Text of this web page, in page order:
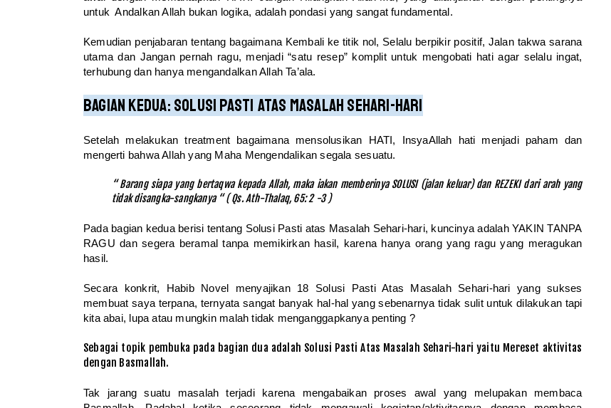
untuk Andalkan Allah bukan logika, adalah pondasi yang sangat fundamental.
Kemudian penjabaran tentang bagaimana Kembali ke titik nol, Selalu berpikir positif, Jalan takwa sarana
utama dan Jangan pernah ragu, menjadi “satu resep” komplit untuk mengobati hati agar selalu ingat,
terhubung dan hanya mengandalkan Allah Ta’ala.
Bagian Kedua: Solusi Pasti Atas Masalah Sehari-hari
Setelah melakukan treatment bagaimana mensolusikan HATI, InsyaAllah hati menjadi paham dan
mengerti bahwa Allah yang Maha Mengendalikan segala sesuatu.
“ Barang siapa yang bertaqwa kepada Allah, maka iakan memberinya SOLUSI (jalan keluar) dan REZEKI dari arah yang
tidak disangka-sangkanya “ ( Qs. Ath-Thalaq, 65: 2 -3 )
Pada bagian kedua berisi tentang Solusi Pasti atas Masalah Sehari-hari, kuncinya adalah YAKIN TANPA
RAGU dan segera beramal tanpa memikirkan hasil, karena hanya orang yang ragu yang meragukan
hasil.
Secara konkrit, Habib Novel menyajikan 18 Solusi Pasti Atas Masalah Sehari-hari yang sukses
membuat saya terpana, ternyata sangat banyak hal-hal yang sebenarnya tidak sulit untuk dilakukan tapi
kita abai, lupa atau mungkin malah tidak menganggapkanya penting ?
Sebagai topik pembuka pada bagian dua adalah Solusi Pasti Atas Masalah Sehari-hari yaitu Mereset aktivitas
dengan Basmallah.
Tak jarang suatu masalah terjadi karena mengabaikan proses awal yang melupakan membaca